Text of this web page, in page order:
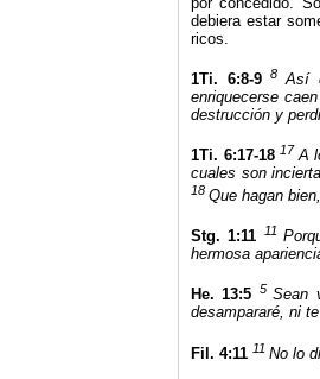
debiera estar
ricos.
1Ti. 6:8-98 Así
enriquecerse
destrucción y
1Ti. 6:17-1817 A
cuales son
18 Que hagan
Stg. 1:11 11
hermosa
He. 13:5 5 Sean
desampararé, ni
Fil. 4:11 11 No lo